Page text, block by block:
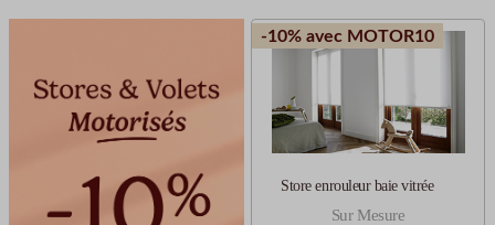
-10% avec MOTOR10
Store enrouleur baie vitrée
Sur Mesure